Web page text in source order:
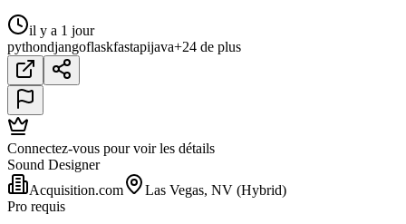
il y a 1 jour
pythondjangoflaskfastapijava+24 de plus
Connectez-vous pour voir les détails
Sound Designer
Acquisition.com
Las Vegas, NV (Hybrid)
Pro requis